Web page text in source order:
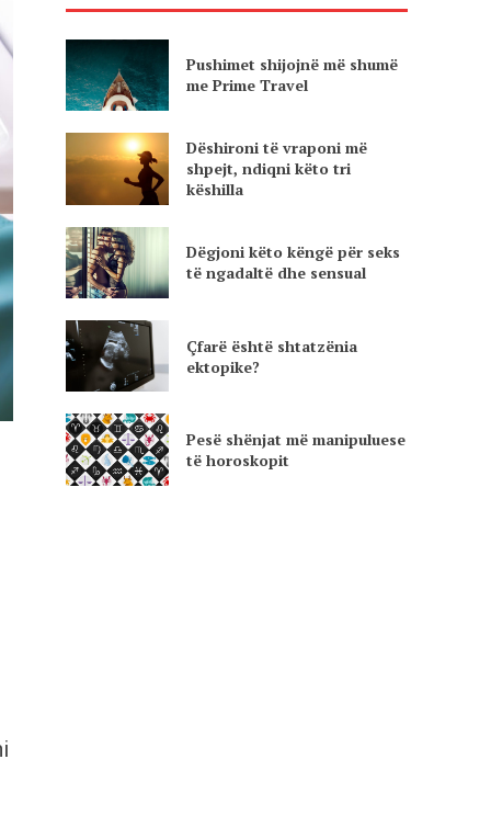
Pushimet shijojnë më shumë
me Prime Travel
Dëshironi të vraponi më
shpejt, ndiqni këto tri
këshilla
Dëgjoni këto këngë për seks
të ngadaltë dhe sensual
Çfarë është shtatzënia
ektopike?
Pesë shënjat më manipuluese
të horoskopit